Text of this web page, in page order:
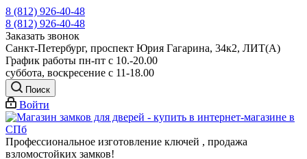
8 (812) 926-40-48
8 (812) 926-40-48
Заказать звонок
Санкт-Петербург, проспект Юрия Гагарина, 34к2, ЛИТ(А)
График работы пн-пт с 10.-20.00
суббота, воскресение с 11-18.00
Поиск
Войти
Профессиональное изготовление ключей , продажа
взломостойких замков!